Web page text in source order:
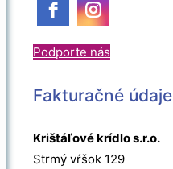
Podporte nás
Fakturačné údaje
Krištáľové krídlo s.r.o.
Strmý vŕšok 129